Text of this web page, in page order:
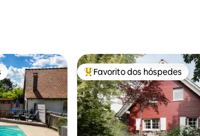
apreciados Favoritos dos hóspedes mais
Favorito dos hóspedes